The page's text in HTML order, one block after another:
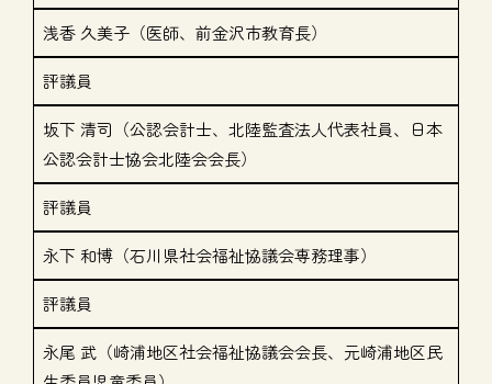
浅香 久美子（医師、前金沢市教育長）
評議員
坂下 清司（公認会計士、北陸監査法人代表社員、日本
公認会計士協会北陸会会長）
評議員
永下 和博（石川県社会福祉協議会専務理事）
評議員
永尾 武（崎浦地区社会福祉協議会会長、元崎浦地区民